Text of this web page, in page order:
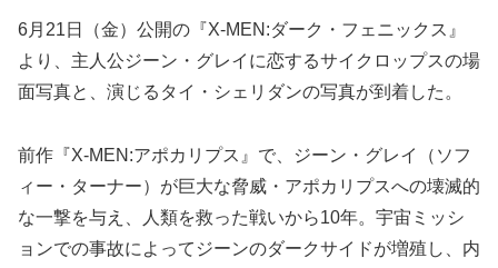
6月21日（金）公開の『X-MEN:ダーク・フェニックス』
より、主人公ジーン・グレイに恋するサイクロップスの場
面写真と、演じるタイ・シェリダンの写真が到着した。
前作『X-MEN:アポカリプス』で、ジーン・グレイ（ソフ
ィー・ターナー）が巨大な脅威・アポカリプスへの壊滅的
な一撃を与え、人類を救った戦いから10年。宇宙ミッシ
ョンでの事故によってジーンのダークサイドが増殖し、内